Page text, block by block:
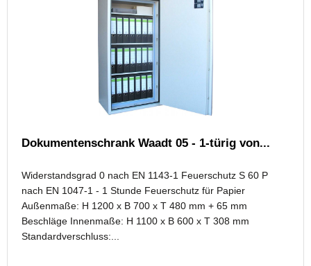
Dokumentenschrank Waadt 05 - 1-türig von...
Widerstandsgrad 0 nach EN 1143-1 Feuerschutz S 60 P
nach EN 1047-1 - 1 Stunde Feuerschutz für Papier
Außenmaße: H 1200 x B 700 x T 480 mm + 65 mm
Beschläge Innenmaße: H 1100 x B 600 x T 308 mm
Standardverschluss:...